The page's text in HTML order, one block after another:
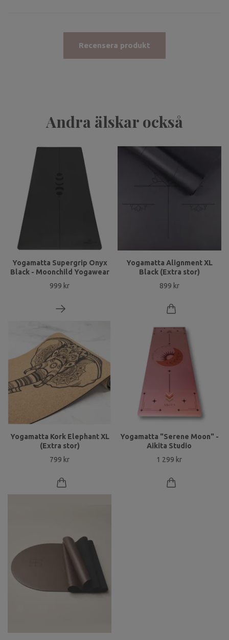
Recensera produkt
Andra älskar också
Yogamatta Supergrip Onyx
Black - Moonchild Yogawear
999 kr
Yogamatta Alignment XL
Black (Extra stor)
899 kr
Yogamatta Kork Elephant XL
(Extra stor)
799 kr
Yogamatta "Serene Moon" -
Aikita Studio
1 299 kr